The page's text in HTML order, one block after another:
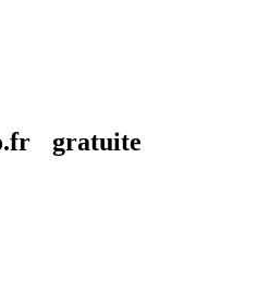
gratuite